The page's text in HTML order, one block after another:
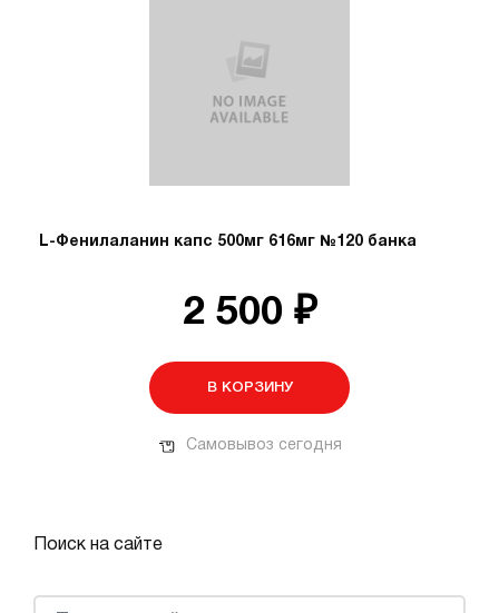
L-Фенилаланин капс 500мг 616мг №120 банка
2 500 ₽
В КОРЗИНУ
Самовывоз сегодня
Поиск на сайте